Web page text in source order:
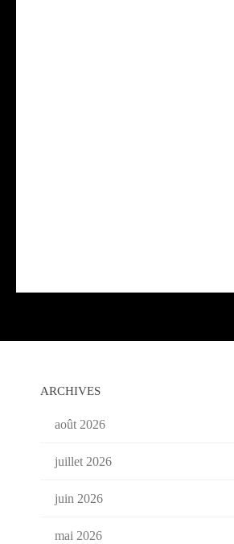
ARCHIVES
août 2026
juillet 2026
juin 2026
mai 2026